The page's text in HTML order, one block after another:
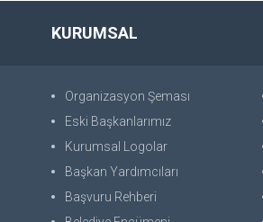
KURUMSAL
Organizasyon Şeması
Eski Başkanlarımız
Kurumsal Logolar
Başkan Yardımcıları
Başvuru Rehberi